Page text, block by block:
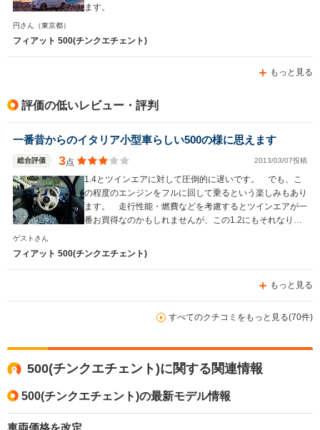
ます。
円さん （東京都）
フィアット 500(チンクエチェント)
もっと見る
評価の低いレビュー・評判
一番昔からのイタリア小型車らしい500の様に思えます
総合評価 3点 2013/03/07投稿
1.4とツインエアに対して圧倒的に遅いです。 でも、こ
の程度のエンジンをフルに回して乗るという楽しみもあり
ます。 走行性能・燃費などを考慮するとツインエアが一
番お買得なのかもしれませんが、この1.2にもそれなりの
べて、自分に合ったモデルを選ぶべきです。 かなり乗り
味、雰囲気が異なりますよ。
ゲストさん
フィアット 500(チンクエチェント)
もっと見る
すべてのクチコミをもっと見る(70件)
500(チンクエチェント)に関する関連情報
500(チンクエチェント)の最新モデル情報
車両価格を改定